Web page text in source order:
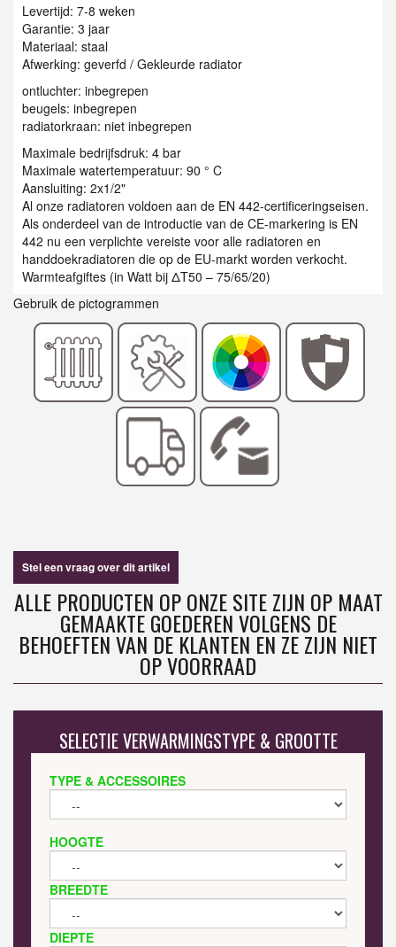
Levertijd: 7-8 weken
Garantie: 3 jaar
Materiaal: staal
Afwerking: geverfd / Gekleurde radiator
ontluchter: inbegrepen
beugels: inbegrepen
radiatorkraan: niet inbegrepen
Maximale bedrijfsdruk: 4 bar
Maximale watertemperatuur: 90 ° C
Aansluiting: 2x1/2"
Al onze radiatoren voldoen aan de EN 442-certificeringseisen.
Als onderdeel van de introductie van de CE-markering is EN
442 nu een verplichte vereiste voor alle radiatoren en
handdoekradiatoren die op de EU-markt worden verkocht.
Warmteafgiftes (in Watt bij ΔT50 – 75/65/20)
Gebruik de pictogrammen
Stel een vraag over dit artikel
ALLE PRODUCTEN OP ONZE SITE ZIJN OP MAAT
GEMAAKTE GOEDEREN VOLGENS DE
BEHOEFTEN VAN DE KLANTEN EN ZE ZIJN NIET
OP VOORRAAD
SELECTIE VERWARMINGSTYPE & GROOTTE
TYPE & ACCESSOIRES
HOOGTE
BREEDTE
DIEPTE